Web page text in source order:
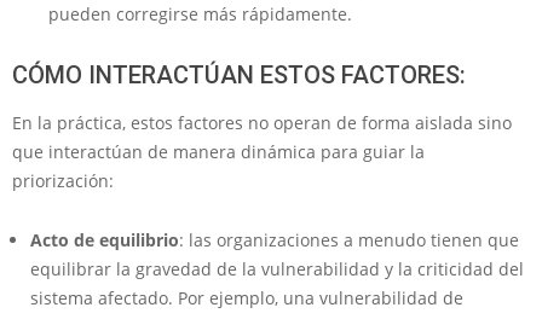
pueden corregirse más rápidamente.
CÓMO INTERACTÚAN ESTOS FACTORES:
En la práctica, estos factores no operan de forma aislada sino
que interactúan de manera dinámica para guiar la
priorización:
Acto de equilibrio: las organizaciones a menudo tienen que
equilibrar la gravedad de la vulnerabilidad y la criticidad del
sistema afectado. Por ejemplo, una vulnerabilidad de